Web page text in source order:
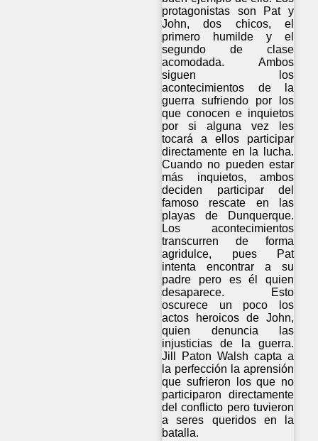
protagonistas son Pat y
John, dos chicos, el
primero humilde y el
segundo de clase
acomodada. Ambos
siguen los
acontecimientos de la
guerra sufriendo por los
que conocen e inquietos
por si alguna vez les
tocará a ellos participar
directamente en la lucha.
Cuando no pueden estar
más inquietos, ambos
deciden participar del
famoso rescate en las
playas de Dunquerque.
Los acontecimientos
transcurren de forma
agridulce, pues Pat
intenta encontrar a su
padre pero es él quien
desaparece. Esto
oscurece un poco los
actos heroicos de John,
quien denuncia las
injusticias de la guerra.
Jill Paton Walsh capta a
la perfección la aprensión
que sufrieron los que no
participaron directamente
del conflicto pero tuvieron
a seres queridos en la
batalla.